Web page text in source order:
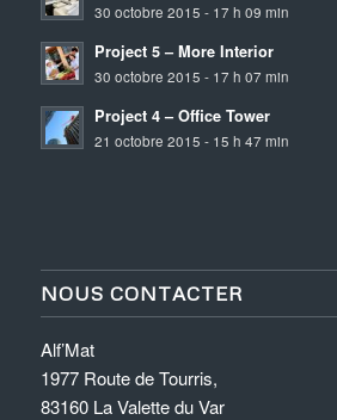
30 octobre 2015 - 17 h 09 min
Project 5 – More Interior
30 octobre 2015 - 17 h 07 min
Project 4 – Office Tower
21 octobre 2015 - 15 h 47 min
NOUS CONTACTER
Alf’Mat
1977 Route de Tourris,
83160 La Valette du Var